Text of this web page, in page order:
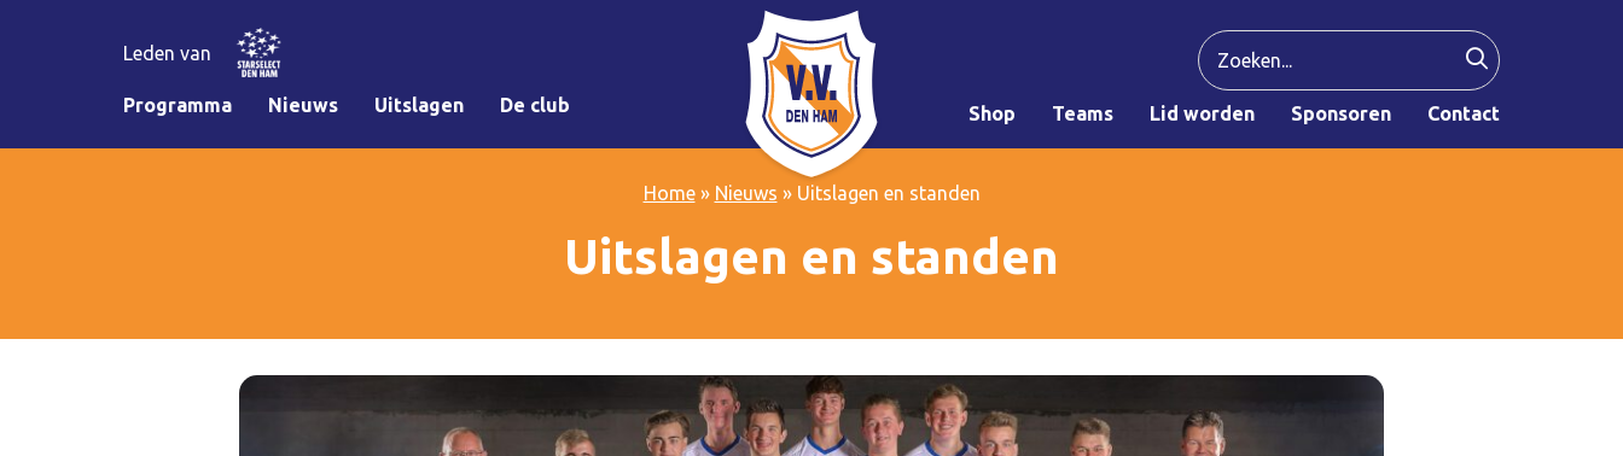
Leden van
Programma Nieuws Uitslagen De club Shop Teams Lid worden Sponsoren Contact
Home» Nieuws » Uitslagen en standen
Uitslagen en standen